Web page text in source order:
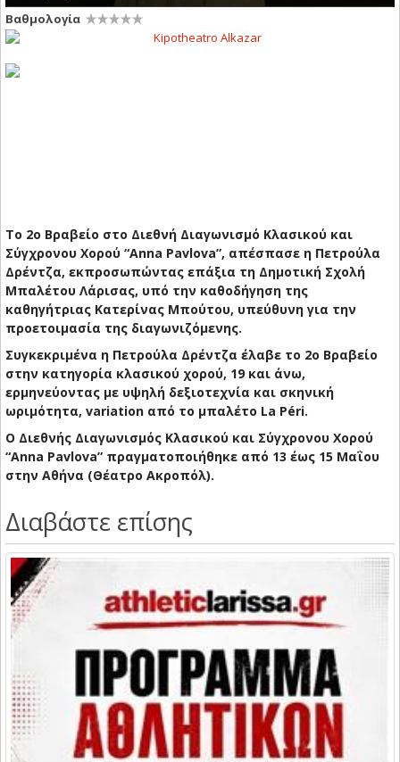
Βαθμολογία
Tο 2ο Βραβείο στο Διεθνή Διαγωνισμό Κλασικού και
Σύγχρονου Χορού “Anna Pavlova”, απέσπασε η Πετρούλα
Δρέντζα, εκπροσωπώντας επάξια τη Δημοτική Σχολή
Μπαλέτου Λάρισας, υπό την καθοδήγηση της
καθηγήτριας Κατερίνας Μπούτου, υπεύθυνη για την
προετοιμασία της διαγωνιζόμενης.
Συγκεκριμένα η Πετρούλα Δρέντζα έλαβε το 2ο Βραβείο
στην κατηγορία κλασικού χορού, 19 και άνω,
ερμηνεύοντας με υψηλή δεξιοτεχνία και σκηνική
ωριμότητα, variation από το μπαλέτο La Péri.
Ο Διεθνής Διαγωνισμός Κλασικού και Σύγχρονου Χορού
“Anna Pavlova” πραγματοποιήθηκε από 13 έως 15 Μαΐου
στην Αθήνα (Θέατρο Ακροπόλ).
Διαβάστε επίσης